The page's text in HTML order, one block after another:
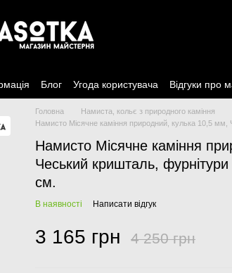
Блог Угода користувача Відгуки про
Головна
Намиста, кольє з природного каміння
Намисто Місячне каміння природний, кулька 10,5
Намисто Місячне каміння
Чеський кришталь,
см.
В наявності Написати відгук
3 165 грн 4 250 грн